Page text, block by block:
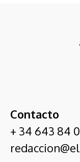
Contacto
+ 34 643 84